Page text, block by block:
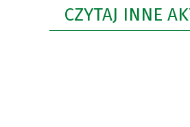
CZYTAJ INNE